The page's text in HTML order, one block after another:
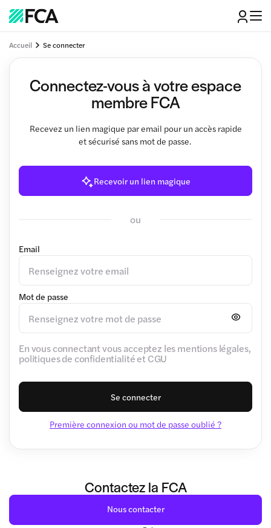
Accueil Se connecter
Connectez-vous à votre espace
membre FCA
Recevez un lien magique par email pour un accès rapide
et sécurisé sans mot de passe.
Recevoir un lien magique
ou
Email
Mot de passe
En vous connectant vous acceptez les mentions légales,
politiques de confidentialité et CGU
Se connecter
Première connexion ou mot de passe oublié ?
Contactez la FCA
Nous contacter